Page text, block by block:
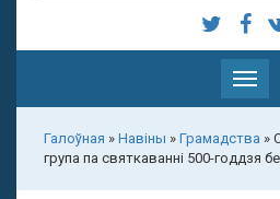
меню
Галоўная » Навіны » Грамадства »
група па святкаванні 500-годдзя